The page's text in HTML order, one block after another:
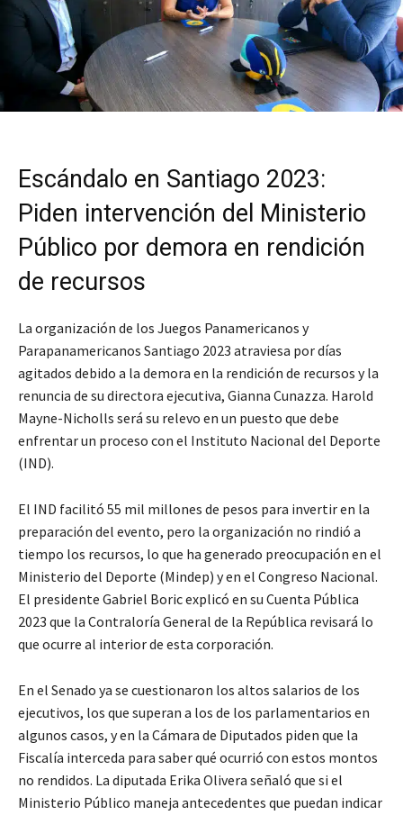
Escándalo en Santiago 2023:
Piden intervención del Ministerio
Público por demora en rendición
de recursos
La organización de los Juegos Panamericanos y
Parapanamericanos Santiago 2023 atraviesa por días
agitados debido a la demora en la rendición de recursos y la
renuncia de su directora ejecutiva, Gianna Cunazza. Harold
Mayne-Nicholls será su relevo en un puesto que debe
enfrentar un proceso con el Instituto Nacional del Deporte
(IND).
El IND facilitó 55 mil millones de pesos para invertir en la
preparación del evento, pero la organización no rindió a
tiempo los recursos, lo que ha generado preocupación en el
Ministerio del Deporte (Mindep) y en el Congreso Nacional.
El presidente Gabriel Boric explicó en su Cuenta Pública
2023 que la Contraloría General de la República revisará lo
que ocurre al interior de esta corporación.
En el Senado ya se cuestionaron los altos salarios de los
ejecutivos, los que superan a los de los parlamentarios en
algunos casos, y en la Cámara de Diputados piden que la
Fiscalía interceda para saber qué ocurrió con estos montos
no rendidos. La diputada Erika Olivera señaló que si el
Ministerio Público maneja antecedentes que puedan indicar